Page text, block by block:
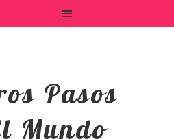
Pasos
Mundo